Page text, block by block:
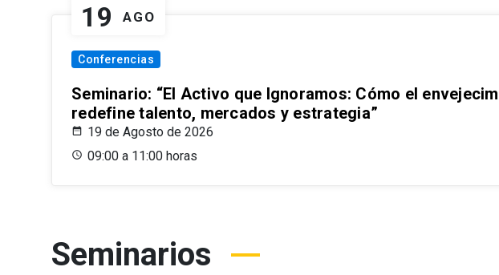
19 AGO
Conferencias
Seminario: “El Activo que Ignoramos: Cómo el
redefine talento, mercados y estrategia”
19 de Agosto de 2026
09:00 a 11:00 horas
Seminarios